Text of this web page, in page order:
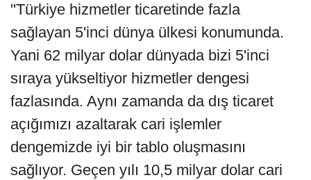
''Türkiye hizmetler ticaretinde fazla
sağlayan 5'inci dünya ülkesi konumunda.
Yani 62 milyar dolar dünyada bizi 5'inci
sıraya yükseltiyor hizmetler dengesi
fazlasında. Aynı zamanda da dış ticaret
açığımızı azaltarak cari işlemler
dengemizde iyi bir tablo oluşmasını
sağlıyor. Geçen yılı 10,5 milyar dolar cari